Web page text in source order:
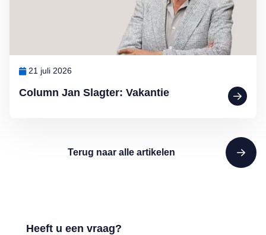
Column Jan Slagter: Vakantie
21 juli 2026
Terug naar alle artikelen
Heeft u een vraag?